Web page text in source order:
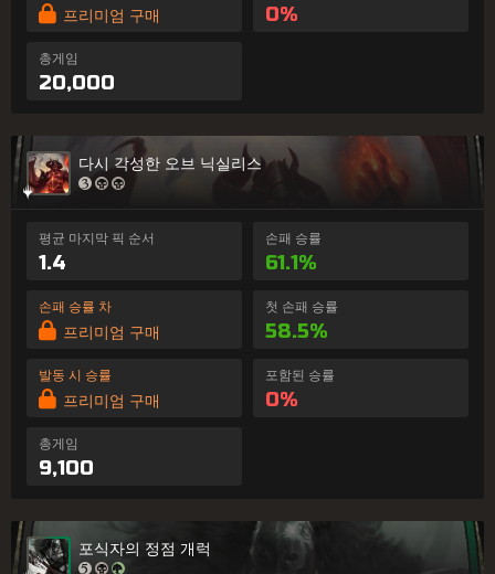
프리미엄 구매
0%
총게임
20,000
다시 각성한 오브 닉실리스
평균 마지막 픽 순서
1.4
손패 승률
61.1%
손패 승률 차
프리미엄 구매
첫 손패 승률
58.5%
발동 시 승률
프리미엄 구매
포함된 승률
0%
총게임
9,100
포식자의 정점 개럭